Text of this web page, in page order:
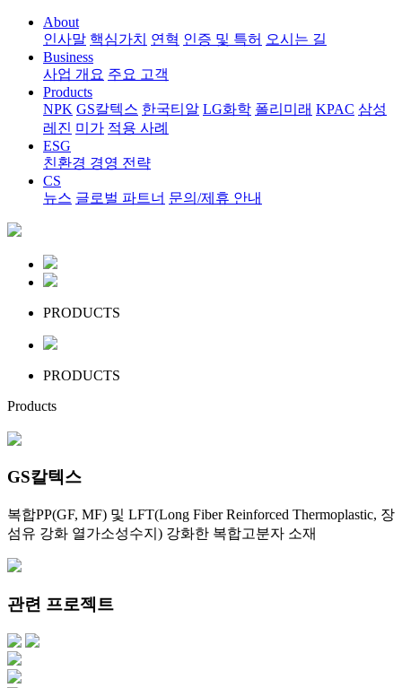
About
인사말 핵심가치 연혁 인증 및 특허 오시는 길
Business
사업 개요 주요 고객
Products
NPK GS칼텍스 한국티알 LG화학 폴리미래 KPAC 삼성
레진 미가 적용 사례
ESG
친환경 경영 전략
CS
뉴스 글로벌 파트너 문의/제휴 안내
PRODUCTS
PRODUCTS
Products
GS칼텍스
복합PP(GF, MF) 및 LFT(Long Fiber Reinforced Thermoplastic, 장
섬유 강화 열가소성수지) 강화한 복합고분자 소재
관련 프로젝트